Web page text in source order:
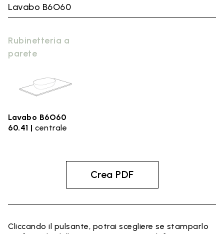
Lavabo B6O60
Rubinetteria a
parete
Lavabo B6O60
60.41 | centrale
Crea PDF
Cliccando il pulsante, potrai scegliere se stamparlo